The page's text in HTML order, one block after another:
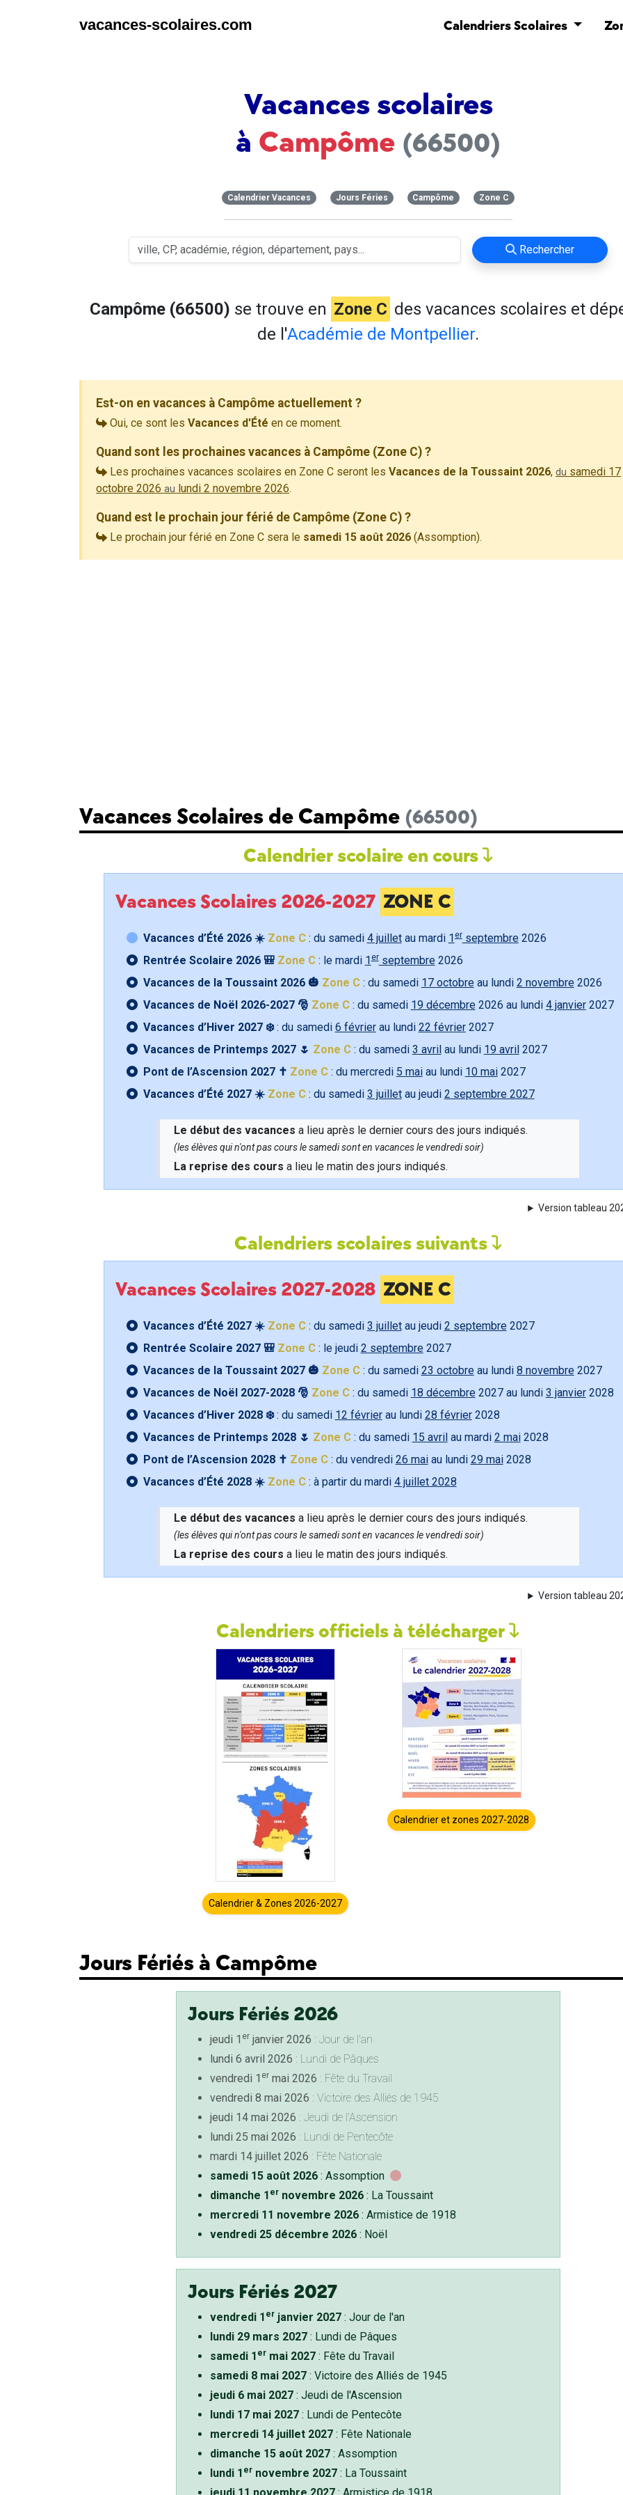
vacances-scolaires.com Calendriers Scolaires
Vacances scolaires
à Campôme (66500)
Calendrier Vacances Jours Féries Campôme Zone C
Rechercher
Campôme (66500) se trouve en Zone C des vacances scolaires et
de l'Académie de Montpellier.
Est-on en vacances à Campôme actuellement ?
Oui, ce sont les Vacances d'Été en ce moment.
Quand sont les prochaines vacances à Campôme (Zone C) ?
Les prochaines vacances scolaires en Zone C seront les Vacances de la Toussaint 2026, du samedi 17
octobre 2026 au lundi 2 novembre 2026.
Quand est le prochain jour férié de Campôme (Zone C) ?
Le prochain jour férié en Zone C sera le samedi 15 août 2026 (Assomption).
Vacances Scolaires de Campôme (66500)
Calendrier scolaire en cours
Vacances Scolaires 2026-2027 ZONE C
Vacances d’Été 2026 ☀️ Zone C: du samedi 4 juilletau mardi 1 erseptembre 2026
Rentrée Scolaire 2026 🎒 Zone C: le mardi 1erseptembre 2026
Vacances de la Toussaint 2026 🎃 Zone C: du samedi 17 octobre au lundi 2 novembre 2026
Vacances de Noël 2026-2027 🎅 Zone C: du samedi 19 décembre 2026 au lundi 4 janvier2027
Vacances d’Hiver 2027 ❄️: du samedi 6 févrierau lundi 22 février2027
Vacances de Printemps 2027 🌷 Zone C: du samedi 3 avril au lundi 19 avril 2027
Pont de l’Ascension 2027 ✝️ Zone C: du mercredi 5 maiau lundi 10 mai2027
Vacances d’Été 2027 ☀️ Zone C: du samedi 3 juilletau jeudi 2 septembre 2027
Le début des vacances a lieu après le dernier cours des jours indiqués.
(les élèves qui n'ont pas cours le samedi sont en vacances le vendredi soir)
La reprise des cours a lieu le matin des jours indiqués.
Version tableau
Calendriers scolaires suivants
Vacances Scolaires 2027-2028 ZONE C
Vacances d’Été 2027 ☀️ Zone C: du samedi 3 juilletau jeudi 2 septembre 2027
Rentrée Scolaire 2027 🎒 Zone C: le jeudi 2 septembre 2027
Vacances de la Toussaint 2027 🎃 Zone C: du samedi 23 octobre au lundi 8 novembre 2027
Vacances de Noël 2027-2028 🎅 Zone C: du samedi 18 décembre 2027 au lundi 3 janvier2028
Vacances d’Hiver 2028 ❄️: du samedi 12 févrierau lundi 28 février2028
Vacances de Printemps 2028 🌷 Zone C: du samedi 15 avril au mardi 2 mai2028
Pont de l’Ascension 2028 ✝️ Zone C: du vendredi 26 maiau lundi 29 mai2028
Vacances d’Été 2028 ☀️ Zone C: à partir du mardi 4 juillet 2028
Le début des vacances a lieu après le dernier cours des jours indiqués.
(les élèves qui n'ont pas cours le samedi sont en vacances le vendredi soir)
La reprise des cours a lieu le matin des jours indiqués.
Version tableau
Calendriers officiels à télécharger
Calendrier & Zones 2026-2027
Calendrier et zones 2027-2028
Jours Fériés à Campôme
Jours Fériés 2026
jeudi 1 erjanvier 2026 : Jour de l'an
lundi 6 avril 2026 : Lundi de Pâques
vendredi 1 ermai 2026 : Fête du Travail
vendredi 8 mai 2026 : Victoire des Alliés de 1945
jeudi 14 mai 2026 : Jeudi de l'Ascension
lundi 25 mai 2026 : Lundi de Pentecôte
mardi 14 juillet 2026 : Fête Nationale
samedi 15 août 2026: Assomption
dimanche 1 ernovembre 2026: La Toussaint
mercredi 11 novembre 2026: Armistice de 1918
vendredi 25 décembre 2026: Noël
Jours Fériés 2027
vendredi 1 erjanvier 2027: Jour de l'an
lundi 29 mars 2027: Lundi de Pâques
samedi 1 ermai 2027: Fête du Travail
samedi 8 mai 2027: Victoire des Alliés de 1945
jeudi 6 mai 2027: Jeudi de l'Ascension
lundi 17 mai 2027: Lundi de Pentecôte
mercredi 14 juillet 2027: Fête Nationale
dimanche 15 août 2027: Assomption
lundi 1 ernovembre 2027: La Toussaint
jeudi 11 novembre 2027: Armistice de 1918